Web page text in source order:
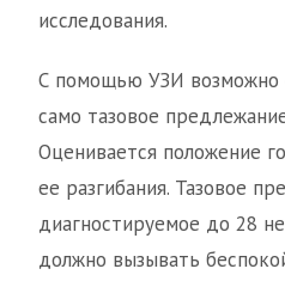
исследования.
С помощью УЗИ возможно
само тазовое
Оценивается положение
ее разгибания. Тазовое
диагностируемое до 28
должно вызывать